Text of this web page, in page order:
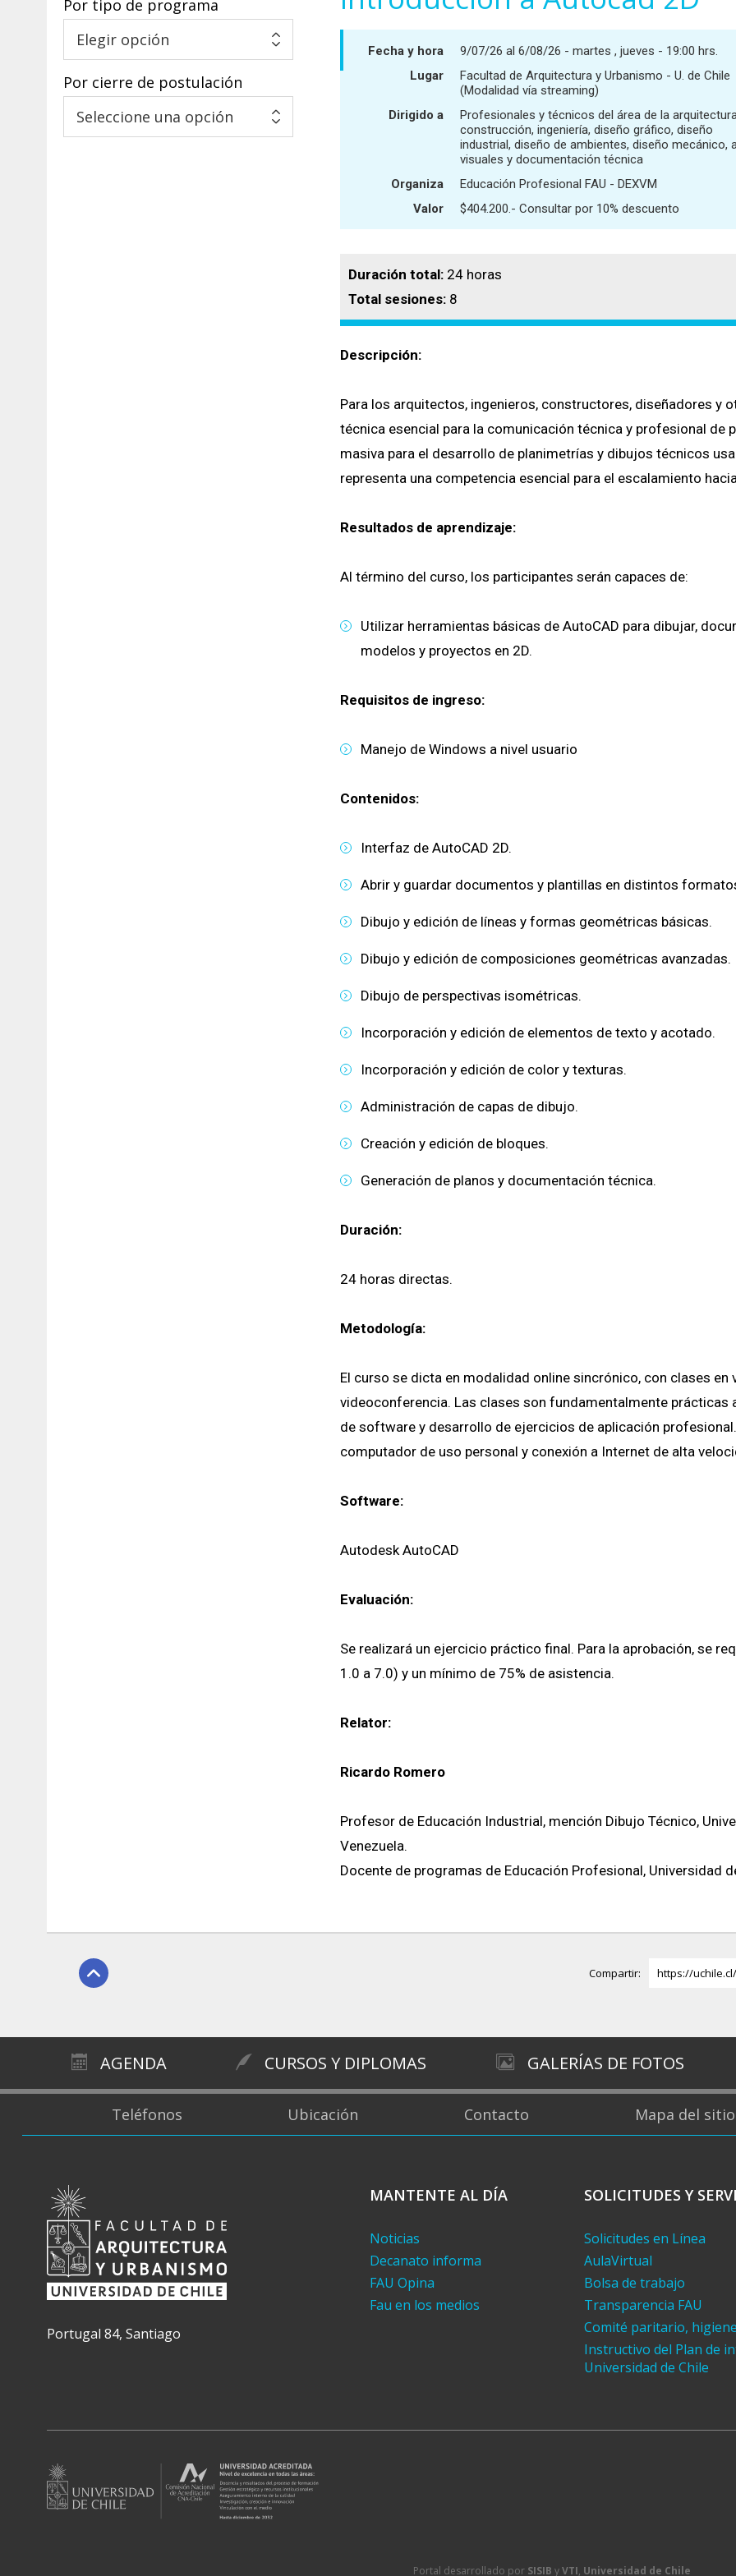
Por tipo de programa
Por cierre de postulación
Fecha y hora
9/07/26 al 6/08/26 - martes , jueves - 19:00 hrs.
Lugar
Facultad de Arquitectura y Urbanismo - U. de Chile
(Modalidad vía streaming)
Dirigido a
Profesionales y técnicos del área de la
construcción, ingeniería, diseño gráfico, diseño
industrial, diseño de ambientes, diseño mecánico,
visuales y documentación técnica
Organiza
Educación Profesional FAU - DEXVM
Valor
$404.200.- Consultar por 10% descuento
Duración total: 24 horas
Total sesiones: 8
Descripción:
Para los arquitectos, ingenieros, constructores, diseñadores y
técnica esencial para la comunicación técnica y profesional de
masiva para el desarrollo de planimetrías y dibujos técnicos
representa una competencia esencial para el escalamiento
Resultados de aprendizaje:
Al término del curso, los participantes serán capaces de:
Utilizar herramientas básicas de AutoCAD para dibujar,
modelos y proyectos en 2D.
Requisitos de ingreso:
Manejo de Windows a nivel usuario
Contenidos:
Interfaz de AutoCAD 2D.
Abrir y guardar documentos y plantillas en distintos
Dibujo y edición de líneas y formas geométricas básicas.
Dibujo y edición de composiciones geométricas avanzadas.
Dibujo de perspectivas isométricas.
Incorporación y edición de elementos de texto y acotado.
Incorporación y edición de color y texturas.
Administración de capas de dibujo.
Creación y edición de bloques.
Generación de planos y documentación técnica.
Duración:
24 horas directas.
Metodología:
El curso se dicta en modalidad online sincrónico, con clases
videoconferencia. Las clases son fundamentalmente
de software y desarrollo de ejercicios de aplicación
computador de uso personal y conexión a Internet de alta
Software:
Autodesk AutoCAD
Evaluación:
Se realizará un ejercicio práctico final. Para la aprobación, se
1.0 a 7.0) y un mínimo de 75% de asistencia.
Relator:
Ricardo Romero
Profesor de Educación Industrial, mención Dibujo Técnico,
Venezuela.
Docente de programas de Educación Profesional, Universidad
Compartir: https://
AGENDA CURSOS Y DIPLOMAS GALERÍAS DE FOTOS
Teléfonos Ubicación Contacto Mapa del sitio
Portugal 84, Santiago
MANTENTE AL DÍA
Noticias
Decanato informa
FAU Opina
Fau en los medios
SOLICITUDES Y
Solicitudes en Línea
AulaVirtual
Bolsa de trabajo
Transparencia FAU
Comité paritario,
Instructivo del Plan de
Universidad de Chile
Portal desarrollado por SISIB yVTI, Universidad de Chile